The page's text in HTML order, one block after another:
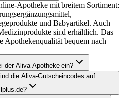
Apotheke mit breitem Sortiment:
und Babyartikel. Auch
sind erhältlich. Das
Apothekenqualität bequem nach
der Aliva Apotheke ein?
die Aliva-Gutscheincodes auf